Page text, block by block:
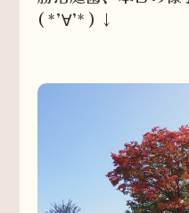
( *’∀’* ) ↓